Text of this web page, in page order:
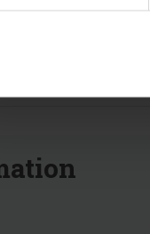
via AI -Vis original